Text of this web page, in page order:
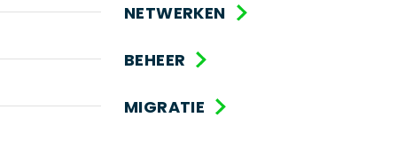
NETWERKEN
BEHEER
MIGRATIE